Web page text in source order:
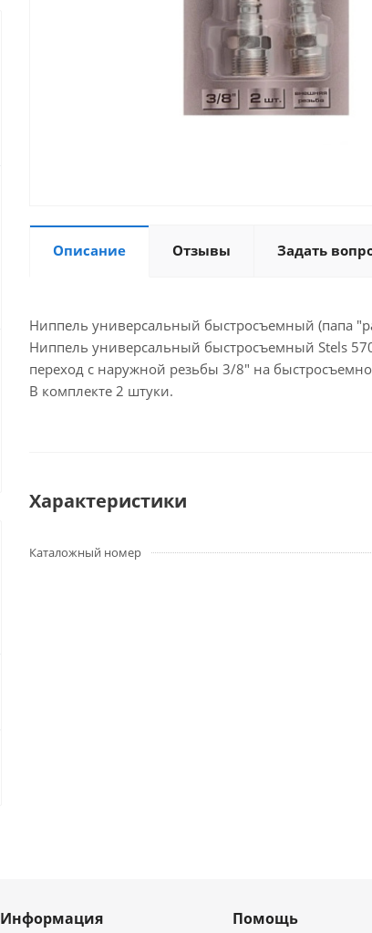
Описание Отзывы Задать
Ниппель универсальный быстросъемный (папа
Ниппель универсальный быстросъемный Stels
переход с наружной резьбы 3/8" на
В комплекте 2 штуки.
Характеристики
Каталожный номер
Информация Помощь